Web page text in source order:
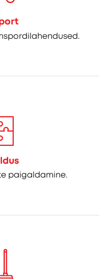
paigaldamine.